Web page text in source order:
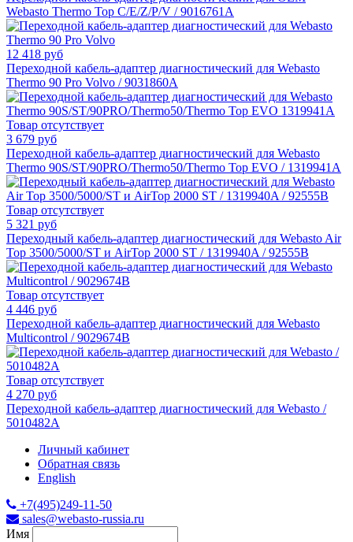
Webasto Thermo Top C/E/Z/P/V / 9016761A
12 418 руб
Переходной кабель-адаптер диагностический для Webasto
Thermo 90 Pro Volvo / 9031860A
Товар отсутствует
3 679 руб
Переходной кабель-адаптер диагностический для Webasto
Thermo 90S/ST/90PRO/Thermo50/Thermo Top EVO / 1319941A
Товар отсутствует
5 321 руб
Переходный кабель-адаптер диагностический для Webasto Air
Top 3500/5000/ST и AirTop 2000 ST / 1319940A / 92555B
Товар отсутствует
4 446 руб
Переходной кабель-адаптер диагностический для Webasto
Multicontrol / 9029674B
Товар отсутствует
4 270 руб
Переходной кабель-адаптер диагностический для Webasto /
5010482A
Личный кабинет
Обратная связь
English
+7(495)249-11-50
sales@webasto-russia.ru
Имя